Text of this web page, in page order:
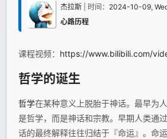
杰拉斯 | 时间： 2024-10-09,
心路历程
课程视频： https://www.bilibili.com/
哲学的诞生
哲学在某种意义上脱胎于神话。最早为
是哲学，而是神话和宗教。早期人类通
话的最终解释往往归结于『命运』。命